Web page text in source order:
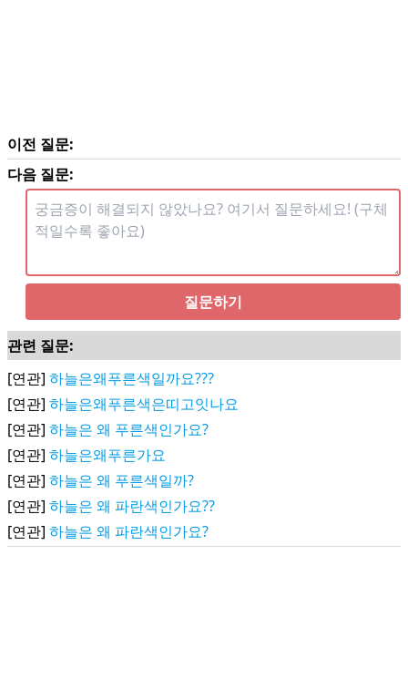
이전 질문:
다음 질문:
질문하기
관련 질문:
[연관] 하늘은왜푸른색일까요???
[연관] 하늘은왜푸른색은띠고잇나요
[연관] 하늘은 왜 푸른색인가요?
[연관] 하늘은왜푸른가요
[연관] 하늘은 왜 푸른색일까?
[연관] 하늘은 왜 파란색인가요??
[연관] 하늘은 왜 파란색인가요?